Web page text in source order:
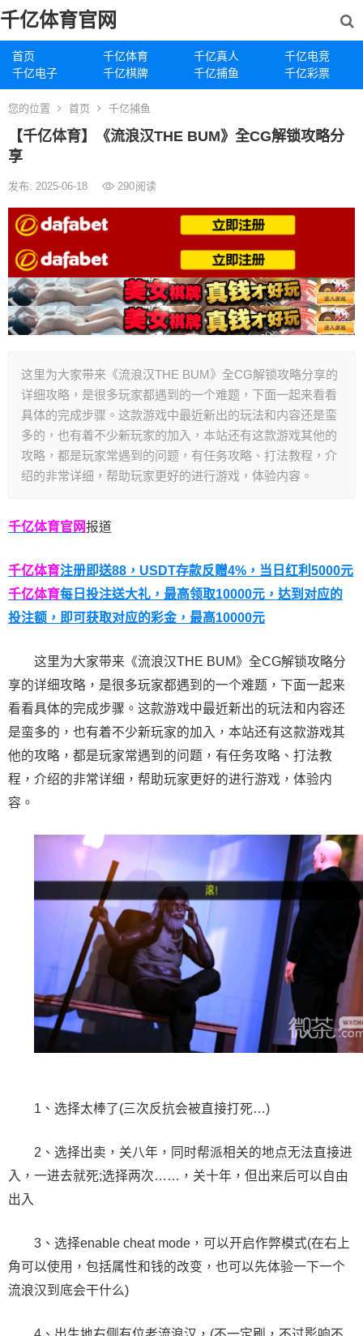
千亿体育官网
首页 千亿体育 千亿真人
千亿电竞
千亿电子
千亿棋牌 千亿捕鱼 千亿彩票
您的位置 首页 千亿捕鱼
【千亿体育】《流浪汉THE BUM》全CG解锁攻略分
享
发布: 2025-06-18 290阅读
这里为大家带来《流浪汉THE BUM》全CG解锁攻略分享的
详细攻略，是很多玩家都遇到的一个难题，下面一起来看看
具体的完成步骤。这款游戏中最近新出的玩法和内容还是蛮
多的，也有着不少新玩家的加入，本站还有这款游戏其他的
攻略，都是玩家常遇到的问题，有任务攻略、打法教程，介
绍的非常详细，帮助玩家更好的进行游戏，体验内容。
千亿体育官网报道
千亿体育注册即送88， USDT存款反赠4%，当日红利5000元
千亿体育每日投注送大礼，最高领取10000元，达到对应的
投注额，即可获取对应的彩金，最高10000元
这里为大家带来《流浪汉THE BUM》全CG解锁攻略分
享的详细攻略，是很多玩家都遇到的一个难题，下面一起来
看看具体的完成步骤。这款游戏中最近新出的玩法和内容还
是蛮多的，也有着不少新玩家的加入，本站还有这款游戏其
他的攻略，都是玩家常遇到的问题，有任务攻略、打法教
程，介绍的非常详细，帮助玩家更好的进行游戏，体验内
容。
1、选择太棒了(三次反抗会被直接打死…)
2、选择出卖，关八年，同时帮派相关的地点无法直接进
入，一进去就死;选择两次……，关十年，但出来后可以自由
出入
3、选择enable cheat mode，可以开启作弊模式(在右上
角可以使用，包括属性和钱的改变，也可以先体验一下一个
流浪汉到底会干什么)